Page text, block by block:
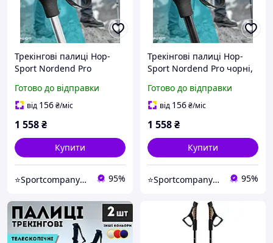
Трекінгові палиці Hop-
Sport Nordend Pro
скандинавської ходьби,
Туристичні палиці для
Готово до відправки
від 156₴/міс
1 558₴
Купити
⭐️Sportcompany⭐️ Інтернет магазин спортивних товарів⭐️ 95%
Трекінгові палиці Hop-
Sport Nordend Pro чорні,
скандинавської ходьби,
Туристичні палиці для
Готово до відправки
від 156₴/міс
1 558₴
Купити
⭐️Sportcompany⭐️ Інтернет магазин спортивних товарів⭐️ 95%